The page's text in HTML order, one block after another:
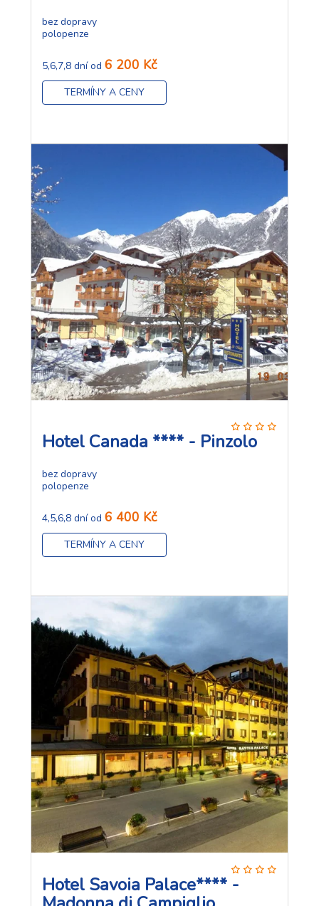
bez dopravy
polopenze
5,6,7,8 dní od 6 200 Kč
TERMÍNY A CENY
Hotel Canada **** - Pinzolo
bez dopravy
polopenze
4,5,6,8 dní od 6 400 Kč
TERMÍNY A CENY
Hotel Savoia Palace**** -